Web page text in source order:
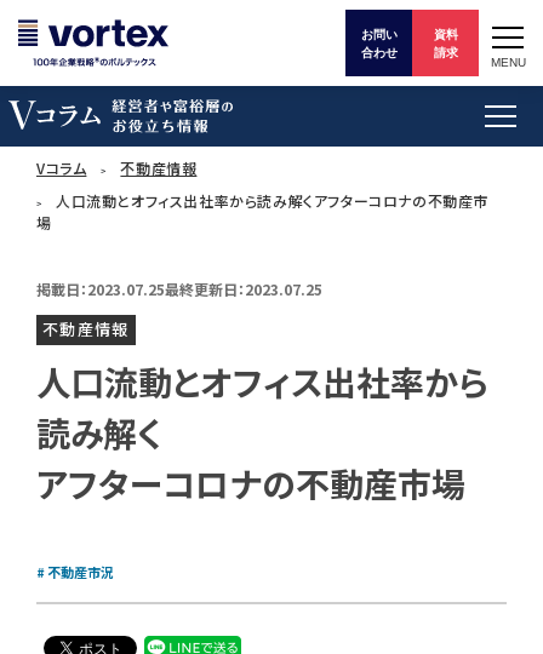
お問い
合わせ
資料
請求
MENU
Vコラム
不動産情報
人口流動とオフィス出社率から読み解くアフターコロナの不動産市
場
掲載日：2023.07.25最終更新日：2023.07.25
不動産情報
人口流動とオフィス出社率から
読み解く
アフターコロナの不動産市場
不動産市況